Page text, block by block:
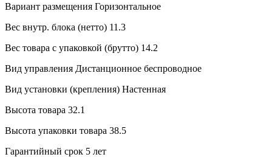
Вариант размещения Горизонтальное
Вес внутр. блока (нетто) 11.3
Вес товара с упаковкой (брутто) 14.2
Вид управления Дистанционное беспроводное
Вид установки (крепления) Настенная
Высота товара 32.1
Высота упаковки товара 38.5
Гарантийный срок 5 лет